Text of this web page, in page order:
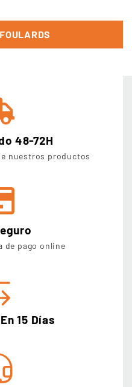
48-72H
nuestros productos
de pago online
15 Días